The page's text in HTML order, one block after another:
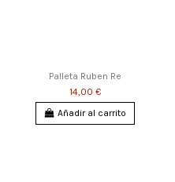
Palleta Ruben Re
14,00 €
Añadir al carrito